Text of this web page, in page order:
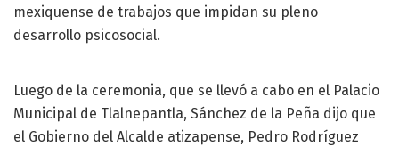
mexiquense de trabajos que impidan su pleno
desarrollo psicosocial.
Luego de la ceremonia, que se llevó a cabo en el Palacio
Municipal de Tlalnepantla, Sánchez de la Peña dijo que
el Gobierno del Alcalde atizapense, Pedro Rodríguez